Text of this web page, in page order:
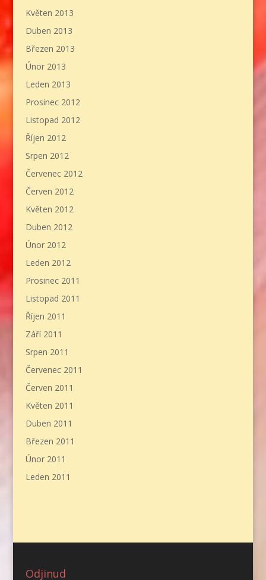
Květen 2013
Duben 2013
Březen 2013
Únor 2013
Leden 2013
Prosinec 2012
Listopad 2012
Říjen 2012
Srpen 2012
Červenec 2012
Červen 2012
Květen 2012
Duben 2012
Únor 2012
Leden 2012
Prosinec 2011
Listopad 2011
Říjen 2011
Září 2011
Srpen 2011
Červenec 2011
Červen 2011
Květen 2011
Duben 2011
Březen 2011
Únor 2011
Leden 2011
Odjinud